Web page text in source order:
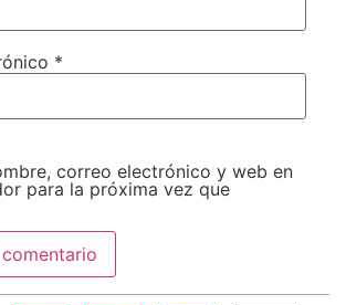
*
correo electrónico y web en
para la próxima vez que